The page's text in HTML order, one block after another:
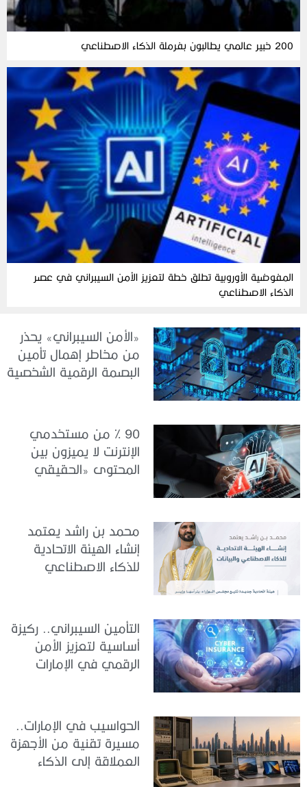
200 خبير عالمي يطالبون بفرملة الذكاء الاصطناعي
المفوضية الأوروبية تطلق خطة لتعزيز الأمن السيبراني في عصر
الذكاء الاصطناعي
«الأمن السيبراني» يحذر
من مخاطر إهمال تأمين
البصمة الرقمية الشخصية
90 % من مستخدمي
الإنترنت لا يميزون بين
المحتوى «الحقيقي
محمد بن راشد يعتمد
إنشاء الهيئة الاتحادية
للذكاء الاصطناعي
التأمين السيبراني.. ركيزة
أساسية لتعزيز الأمن
الرقمي في الإمارات
الحواسيب في الإمارات..
مسيرة تقنية من الأجهزة
العملاقة إلى الذكاء